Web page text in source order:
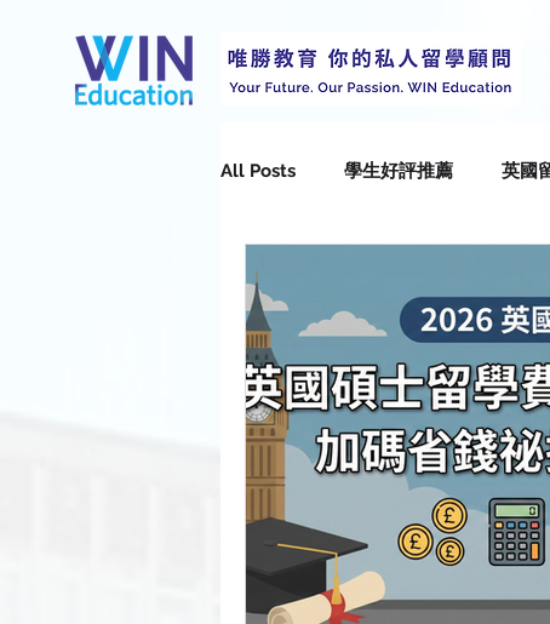
All Posts 學生好評推薦 英國
Queen’s University Belfast
University of Brighton
University of Manchester